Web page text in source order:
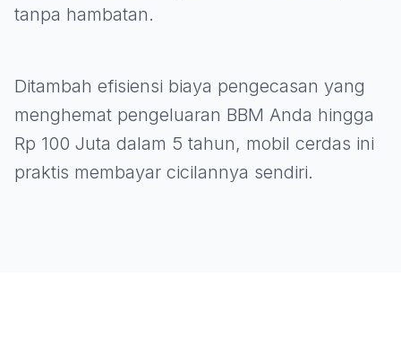
tanpa hambatan.
Ditambah efisiensi biaya pengecasan yang
menghemat pengeluaran BBM Anda hingga
Rp 100 Juta dalam 5 tahun, mobil cerdas ini
praktis membayar cicilannya sendiri.